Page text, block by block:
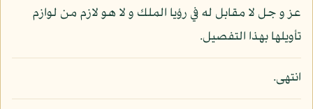
عز و جل لا مقابل له في رؤيا الملك و لا هو لازم من لوازم
تأويلها بهذا التفصيل.
انتهى.